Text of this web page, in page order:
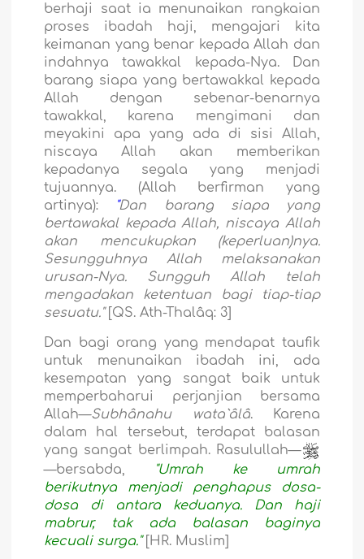
berhaji saat ia menunaikan rangkaian
proses ibadah haji, mengajari kita
keimanan yang benar kepada Allah dan
indahnya tawakkal kepada-Nya. Dan
barang siapa yang bertawakkal kepada
Allah dengan sebenar-benarnya
tawakkal, karena mengimani dan
meyakini apa yang ada di sisi Allah,
niscaya Allah akan memberikan
kepadanya segala yang menjadi
tujuannya. (Allah berfirman yang
artinya):
"Dan barang siapa yang
bertawakal kepada Allah, niscaya Allah
akan mencukupkan (keperluan)nya.
Sesungguhnya Allah melaksanakan
urusan-Nya. Sungguh Allah telah
mengadakan ketentuan bagi tiap-tiap
sesuatu."[QS. Ath-Thalâq: 3]
Dan bagi orang yang mendapat taufik
untuk menunaikan ibadah ini, ada
kesempatan yang sangat baik untuk
memperbaharui perjanjian bersama
Allah—Subhânahu wata`âlâ. Karena
dalam hal tersebut, terdapat balasan
yang sangat berlimpah. Rasulullah—
—bersabda,
"Umrah ke umrah
berikutnya menjadi penghapus dosa-
dosa di antara keduanya. Dan haji
mabrur, tak ada balasan baginya
kecuali surga."[HR. Muslim]